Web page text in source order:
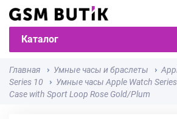
Каталог
Главная Умные часы и браслеты
Series 10
Умные часы Apple Watch
Case with Sport Loop Rose Gold/Plum